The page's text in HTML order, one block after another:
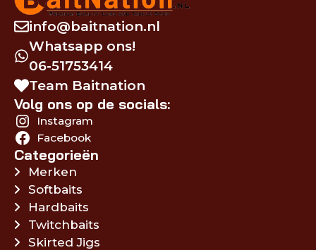
info@baitnation.nl
Whatsapp ons!
06-51753414
Team Baitnation
Volg ons op de socials:
Instagram
Facebook
Categorieën
Merken
Softbaits
Hardbaits
Twitchbaits
Skirted Jigs